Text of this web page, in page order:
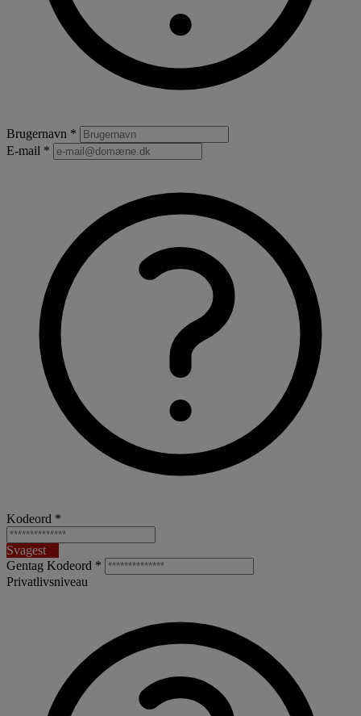
Brugernavn *
E-mail *
Kodeord *
Svagest
Gentag Kodeord *
Privatlivsniveau